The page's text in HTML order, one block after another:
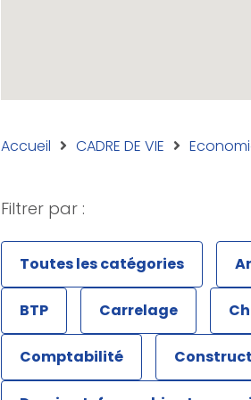
Accueil CADRE DE VIE
Filtrer par :
Toutes les catégories
BTP Carrelage
Comptabilité